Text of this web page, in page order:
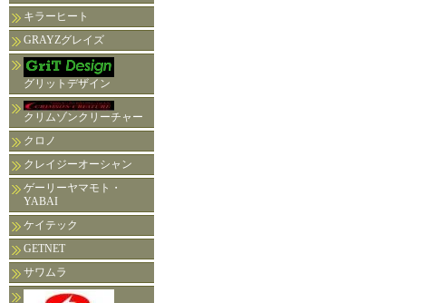
キラーヒート
GRAYZグレイズ
グリットデザイン
クリムゾンクリーチャー
クロノ
クレイジーオーシャン
ゲーリーヤマモト・
YABAI
ケイテック
GETNET
サワムラ